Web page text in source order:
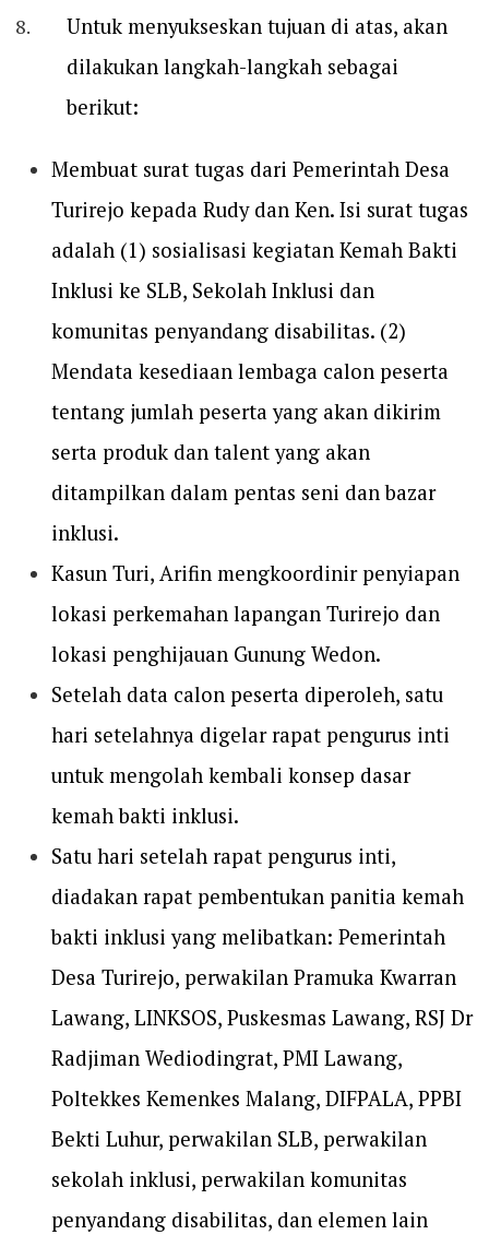
Untuk menyukseskan tujuan di atas, akan
dilakukan langkah-langkah sebagai
berikut:
Membuat surat tugas dari Pemerintah Desa
Turirejo kepada Rudy dan Ken. Isi surat tugas
adalah (1) sosialisasi kegiatan Kemah Bakti
Inklusi ke SLB, Sekolah Inklusi dan
komunitas penyandang disabilitas. (2)
Mendata kesediaan lembaga calon peserta
tentang jumlah peserta yang akan dikirim
serta produk dan talent yang akan
ditampilkan dalam pentas seni dan bazar
inklusi.
Kasun Turi, Arifin mengkoordinir penyiapan
lokasi perkemahan lapangan Turirejo dan
lokasi penghijauan Gunung Wedon.
Setelah data calon peserta diperoleh, satu
hari setelahnya digelar rapat pengurus inti
untuk mengolah kembali konsep dasar
kemah bakti inklusi.
Satu hari setelah rapat pengurus inti,
diadakan rapat pembentukan panitia kemah
bakti inklusi yang melibatkan: Pemerintah
Desa Turirejo, perwakilan Pramuka Kwarran
Lawang, LINKSOS, Puskesmas Lawang, RSJ Dr
Radjiman Wediodingrat, PMI Lawang,
Poltekkes Kemenkes Malang, DIFPALA, PPBI
Bekti Luhur, perwakilan SLB, perwakilan
sekolah inklusi, perwakilan komunitas
penyandang disabilitas, dan elemen lain